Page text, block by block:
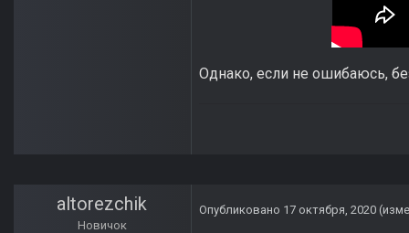
Однако, если не ошибаюсь,
altorezchik
Новичок
Опубликовано 17 октября, 2020